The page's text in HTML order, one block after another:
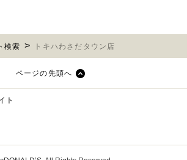
検索 トキハわさだタウン店
ページの先頭へ
ト